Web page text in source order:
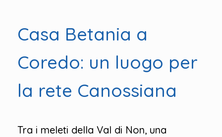
Casa Betania a
Coredo: un luogo per
la rete Canossiana
Tra i meleti della Val di Non, una